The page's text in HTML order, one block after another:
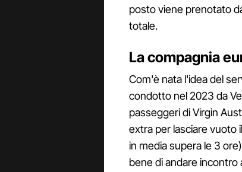
posto viene prenotato
totale.
La compagnia
Com'è nata l'idea del
condotto nel 2023 da
passeggeri di Virgin
extra per lasciare vuoto
in media supera le 3
bene di andare incontro